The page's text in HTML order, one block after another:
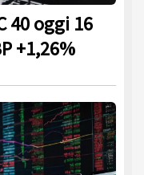
40 oggi 16
+1,26%